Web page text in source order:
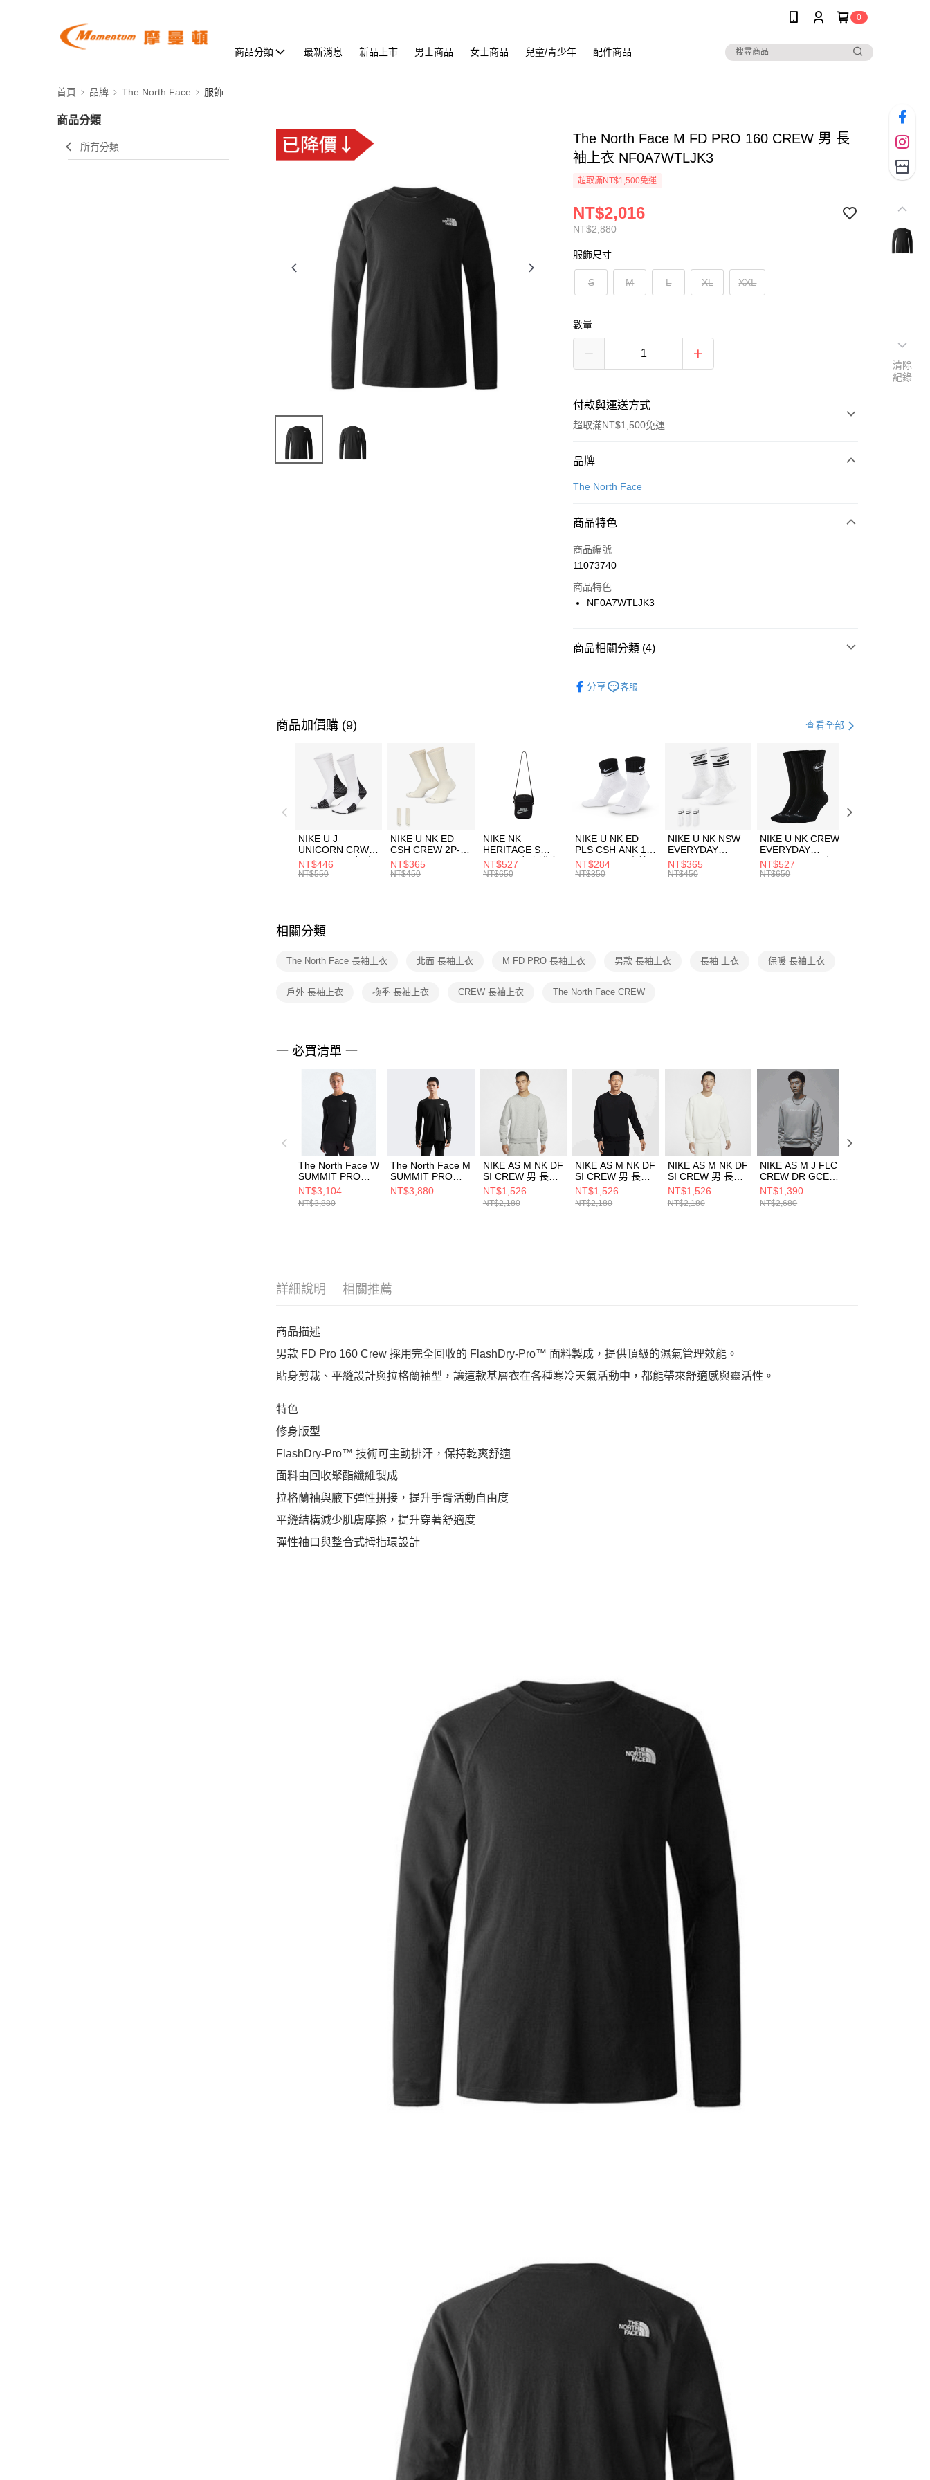
0
商品分類 最新消息 新品上市 男士商品 女士商品 兒童/青少年 配件商品
首頁 品牌 The North Face 服飾
商品分類
所有分類
The North Face M FD PRO 160 CREW 男 長
袖上衣 NF0A7WTLJK3
超取滿NT$1,500免運
NT$2,880
NT$2,016
服飾尺寸
S M L XL XXL
數量
付款與運送方式
超取滿NT$1,500免運
付款方式
信用卡一次付款
合作金庫商業銀行
華南商業銀行
上海商業儲蓄銀行
國泰世華商業銀行
聯邦商業銀行
台新國際商業銀行
LINE Pay
Apple Pay
【關於「AFTEE先享後付」】
３．安心：先確認商品／服務後，再付款。
【「AFTEE先享後付」結帳流程】
１．於結帳方式選擇「AFTEE先享後付」後，將跳轉至「AFTEE先享後
付」結帳頁面，進行簡訊認證並確認金額後，即可完成結帳。
２．訂單成立數日內，您將收到繳費通知簡訊。
３．收到繳費通知簡訊後14天內，點擊此簡訊中的連結，可透過四大超商
／ATM／網路銀行／等多元方式進行付款，方視為交易完成。
※ 請注意：結帳手續完成當下不需立刻繳費，但若您需要取消訂單，請聯
絡購買商品的店家。未經商家同意取消之訂單仍視為有效，需透過AFTEE
先享後付繳納相關費用。
交易，需依本服務之必要範圍內提供個人資料，並將交易相關給付款項請
２．關於個人資料處理事宜，請瀏覽以下網址：
結果請求用戶進行身份認證。
５．嚴禁一人註冊多個帳號或使用他人資訊註冊。若發現惡意使用之情
形，恩沛科技股份有限公司將有權停止該用戶之使用額度並採取法律行
動。
每筆NT$100，滿NT$1,500(含以上)免運費
每筆NT$100，滿NT$1,500(含以上)免運費
付款後門市自取
每筆NT$100，滿NT$1,500(含以上)免運費
品牌
The North Face
商品特色
商品編號
11073740
商品特色
NF0A7WTLJK3
商品相關分類 (4)
分享 客服
商品加價購 (9) 查看全部
NIKE U J
UNICORN CRW
1PR -160 男女 中
統襪 FZ3393100
NT$446
NT$550
NIKE U NK ED
CSH CREW 2P-
144 EMBRDY 男
女 短統襪
NT$365
NT$450
NIKE NK
HERITAGE S
SMIT 男女 側背包
BA5871010
NT$527
NT$650
NIKE U NK ED
PLS CSH ANK 1P
144 DBL 男 中統
襪 DH4058104
NT$284
NT$350
NIKE U NK NSW
EVERYDAY
ESSENTIAL CR
男女 短統襪
NT$365
NT$450
NIKE U NK CREW
EVERYDAY
BBALL 3PR 男女
長統襪
NT$527
NT$650
相關分類
The North Face 長袖上衣 北面 長袖上衣 M FD PRO 長袖上衣 男款 長袖上衣 長袖 上衣 保暖 長袖上衣
戶外 長袖上衣 換季 長袖上衣 CREW 長袖上衣 The North Face CREW
一 必買清單 一
The North Face W
SUMMIT PRO
120 CREWFQ 女
長袖上衣
NF0A880AJK3
NT$3,104
NT$3,880
The North Face M
SUMMIT PRO
120 CREW - AP
男 長袖上衣
NT$3,880
NIKE AS M NK DF
SI CREW 男 長袖
上衣 FZ0221063
NT$1,526
NT$2,180
NIKE AS M NK DF
SI CREW 男 長袖
上衣 FZ0221010
NT$1,526
NT$2,180
NIKE AS M NK DF
SI CREW 男 長袖
上衣 FZ0221133
NT$1,526
NT$2,180
NIKE AS M J FLC
CREW DR GCEL
男 長袖上衣
HQ4889041
NT$1,390
NT$2,680
詳細說明 相關推薦
商品描述
男款 FD Pro 160 Crew 採用完全回收的 FlashDry-Pro™ 面料製成，提供頂級的濕氣管理效能。
貼身剪裁、平縫設計與拉格蘭袖型，讓這款基層衣在各種寒冷天氣活動中，都能帶來舒適感與靈活性。
特色
修身版型
FlashDry-Pro™ 技術可主動排汗，保持乾爽舒適
面料由回收聚酯纖維製成
拉格蘭袖與腋下彈性拼接，提升手臂活動自由度
平縫結構減少肌膚摩擦，提升穿著舒適度
彈性袖口與整合式拇指環設計
清除
紀錄